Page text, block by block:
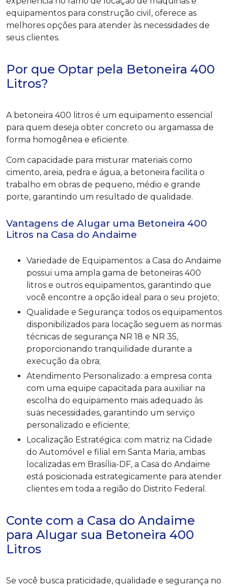
equipamentos para construção civil, oferece as
melhores opções para atender às necessidades de
seus clientes.
Por que Optar pela Betoneira 400
Litros?
A betoneira 400 litros é um equipamento essencial
para quem deseja obter concreto ou argamassa de
forma homogênea e eficiente.
Com capacidade para misturar materiais como
cimento, areia, pedra e água, a betoneira facilita o
trabalho em obras de pequeno, médio e grande
porte, garantindo um resultado de qualidade.
Vantagens de Alugar uma Betoneira 400
Litros na Casa do Andaime
Variedade de Equipamentos: a Casa do Andaime
possui uma ampla gama de betoneiras 400
litros e outros equipamentos, garantindo que
você encontre a opção ideal para o seu projeto;
Qualidade e Segurança: todos os equipamentos
disponibilizados para locação seguem as normas
técnicas de segurança NR 18 e NR 35,
proporcionando tranquilidade durante a
execução da obra;
Atendimento Personalizado: a empresa conta
com uma equipe capacitada para auxiliar na
escolha do equipamento mais adequado às
suas necessidades, garantindo um serviço
personalizado e eficiente;
Localização Estratégica: com matriz na Cidade
do Automóvel e filial em Santa Maria, ambas
localizadas em Brasília-DF, a Casa do Andaime
está posicionada estrategicamente para atender
clientes em toda a região do Distrito Federal.
Conte com a Casa do Andaime
para Alugar sua Betoneira 400
Litros
Se você busca praticidade, qualidade e segurança no